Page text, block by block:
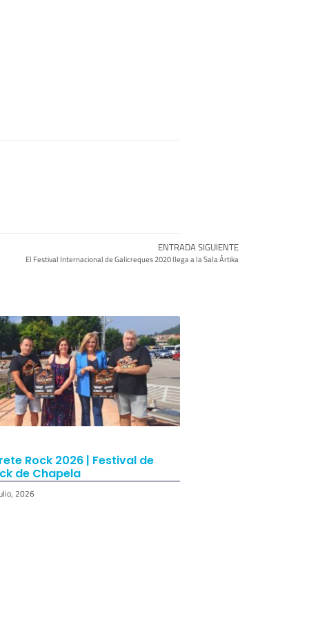
ENTRADA SIGUIENTE
El Festival Internacional de Galicreques 2020 llega a la Sala Ártika
Rock 2026 | Festival de
de Chapela
2026